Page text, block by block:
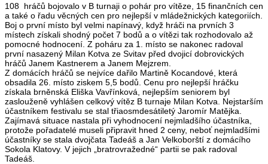
108 hráčů bojovalo v B turnaji o pohár pro vítěze, 15 finančních cen
a také o řadu věcných cen pro nejlepší v mládežnických kategoriích.
Boj o první místo byl velmi napínavý, když hráči na prvních 3
místech získali shodný počet 7 bodů a o vítězi tak rozhodovalo až
pomocné hodnocení. Z poháru za 1. místo se nakonec radoval
první nasazený Milan Kotva ze Svitav před dvojicí dobrovických
hráčů Janem Kastnerem a Janem Mejzrem.
Z domácích hráčů se nejvíce dařilo Martině Kocandové, která
obsadila 26. místo ziskem 5,5 bodů. Cenu pro nejlepší hráčku
získala brněnská Eliška Vavřínková, nejlepším seniorem byl
zaslouženě vyhlášen celkový vítěz B turnaje Milan Kotva. Nejstarším
účastníkem festivalu se stal třiaosmdesátiletý Jaromír Matějka.
Zajímavá situace nastala při vyhodnocení nejmladšího účastníka,
protože pořadatelé museli připravit hned 2 ceny, neboť nejmladšími
účastníky se stala dvojčata Tadeáš a Jan Velkoborští z domácího
Sokola Klatovy. V jejich „bratrovražedné“ partii se pak radoval
Tadeáš.